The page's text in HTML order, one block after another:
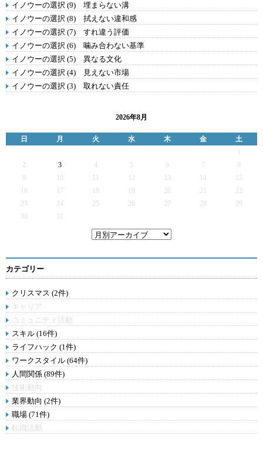
イノウーの選択 (9) 埋まらない溝
イノウーの選択 (8) 拭えない違和感
イノウーの選択 (7) すれ違う評価
イノウーの選択 (6) 噛み合わない基準
イノウーの選択 (5) 異なる文化
イノウーの選択 (4) 見えない市場
イノウーの選択 (3) 取れない責任
2026年8月
日 月 火 水 木 金
土
2
3 4 5 6 7
9
12 13 14
15
16
17 19 20 21
22
23
24 25 26 27 28
29
30
31
カテゴリー
クリスマス (2件)
キャリア
コミュニティ活動
スキル (16件)
ライフハック (1件)
ワークスタイル (64件)
人間関係 (89件)
技術動向
業界動向 (2件)
職場 (71件)
転職活動